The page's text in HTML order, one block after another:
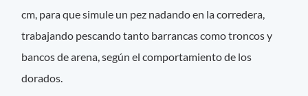
cm, para que simule un pez nadando en la corredera,
trabajando pescando tanto barrancas como troncos y
bancos de arena, según el comportamiento de los
dorados.